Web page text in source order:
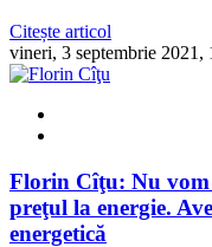
Citește articol
vineri, 3 septembrie 2021,
Florin Cîţu: Nu
preţul la energie.
energetică